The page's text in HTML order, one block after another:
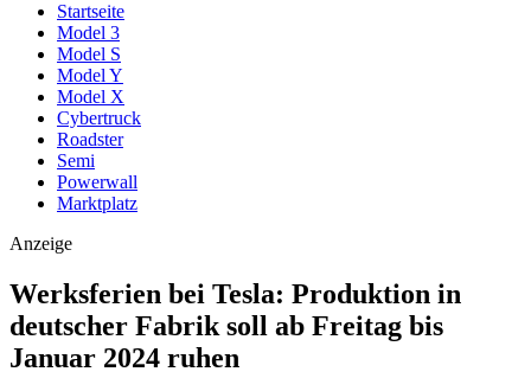
Startseite
Model 3
Model S
Model Y
Model X
Cybertruck
Roadster
Semi
Powerwall
Marktplatz
Anzeige
Werksferien bei Tesla: Produktion in
deutscher Fabrik soll ab Freitag bis
Januar 2024 ruhen